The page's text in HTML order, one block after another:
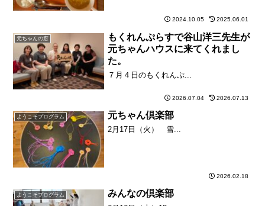
2024.10.05 2025.06.01
元ちゃんの窓
もくれんぷらすで谷山洋三先生が
元ちゃんハウスに来てくれまし
た。
７月４日のもくれんぷ...
2026.07.04 2026.07.13
ようこそプログラム 元ちゃん倶楽部
2月17日（火） 雪...
2026.02.18
ようこそプログラム みんなの倶楽部